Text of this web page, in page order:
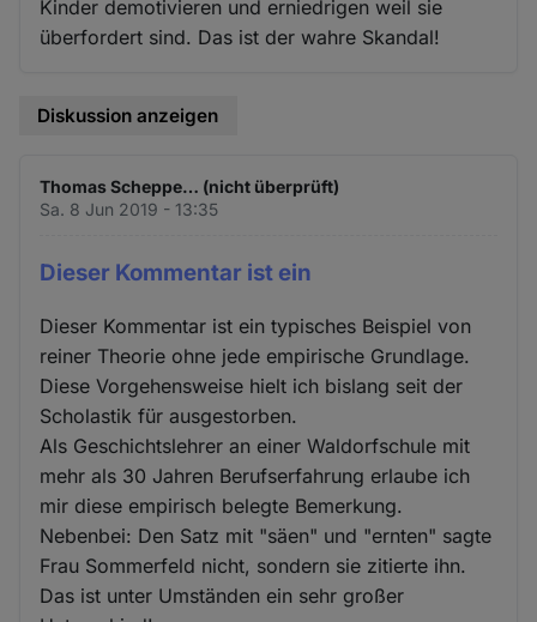
Kinder demotivieren und erniedrigen weil sie
überfordert sind. Das ist der wahre Skandal!
Diskussion anzeigen
Thomas Scheppe… (nicht überprüft)
Sa. 8 Jun 2019 - 13:35
Dieser Kommentar ist ein
Dieser Kommentar ist ein typisches Beispiel von
reiner Theorie ohne jede empirische Grundlage.
Diese Vorgehensweise hielt ich bislang seit der
Scholastik für ausgestorben.
Als Geschichtslehrer an einer Waldorfschule mit
mehr als 30 Jahren Berufserfahrung erlaube ich
mir diese empirisch belegte Bemerkung.
Nebenbei: Den Satz mit "säen" und "ernten" sagte
Frau Sommerfeld nicht, sondern sie zitierte ihn.
Das ist unter Umständen ein sehr großer